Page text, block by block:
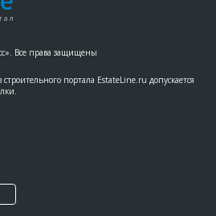
Все права защищены
портала EstateLine.ru допускается